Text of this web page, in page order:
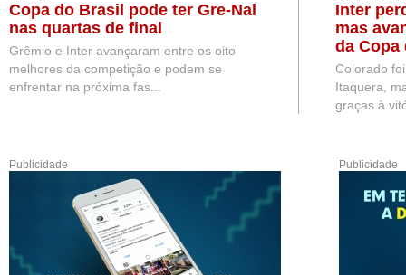
Copa do Brasil pode ter Gre-Nal
nas quartas de final
Grêmio e Inter avançaram entre os oito
melhores da competição e podem se
enfrentar na próxima fas...
Inter
mas
da Copa
Colorado
Itaquera,
graças à
Publicidade Publicidade